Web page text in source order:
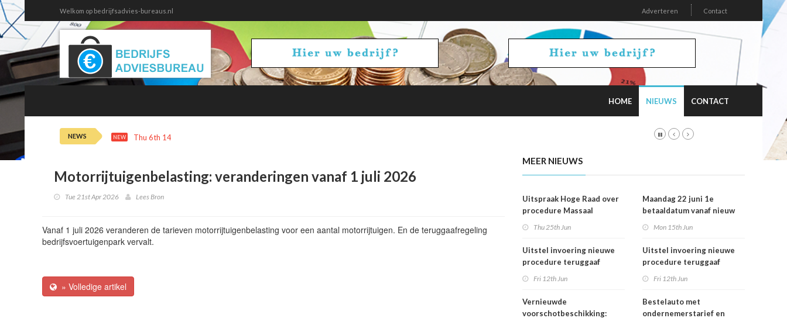
Welkom op bedrijfsadvies-bureaus.nl Adverteren Contact
HOME NIEUWS CONTACT
NEWS NEW Thu 6th 14:30
Motorrijtuigenbelasting: veranderingen vanaf 1 juli 2026
Tue 21st Apr 2026 Lees Bron
Vanaf 1 juli 2026 veranderen de tarieven motorrijtuigenbelasting voor een aantal motorrijtuigen. En de teruggaafregeling
bedrijfsvoertuigenpark vervalt.
» Volledige artikel
MEER NIEUWS
Uitspraak Hoge Raad over
procedure Massaal
Thu 25th Jun
Uitstel invoering nieuwe
procedure teruggaaf
Fri 12th Jun
Vernieuwde
voorschotbeschikking:
Maandag 22 juni 1e
betaaldatum vanaf nieuw
Mon 15th Jun
Uitstel invoering nieuwe
procedure teruggaaf
Fri 12th Jun
Bestelauto met
ondernemerstarief en